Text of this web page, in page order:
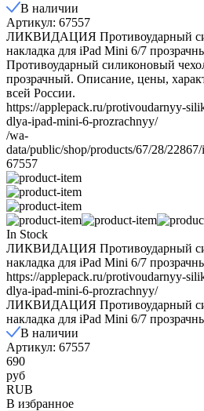
В наличии
Артикул: 67557
ЛИКВИДАЦИЯ Противоударный
накладка для iPad Mini 6/7
​Противоударный силиконовый
прозрачный​. Описание, цены,
всей России.
https://applepack.ru/protivoudarnyy-
dlya-ipad-mini-6-prozrachnyy/
/wa-
data/public/shop/products/67/28/
67557
In Stock
ЛИКВИДАЦИЯ Противоударный
накладка для iPad Mini 6/7
https://applepack.ru/protivoudarnyy-
dlya-ipad-mini-6-prozrachnyy/
ЛИКВИДАЦИЯ Противоударный
накладка для iPad Mini 6/7
В наличии
Артикул: 67557
690
руб
RUB
В избранное